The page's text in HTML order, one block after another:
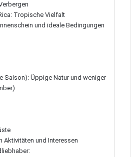
Tropische Vielfalt
und ideale Bedingungen
Saison): Üppige Natur und weniger
Aktivitäten und Interessen